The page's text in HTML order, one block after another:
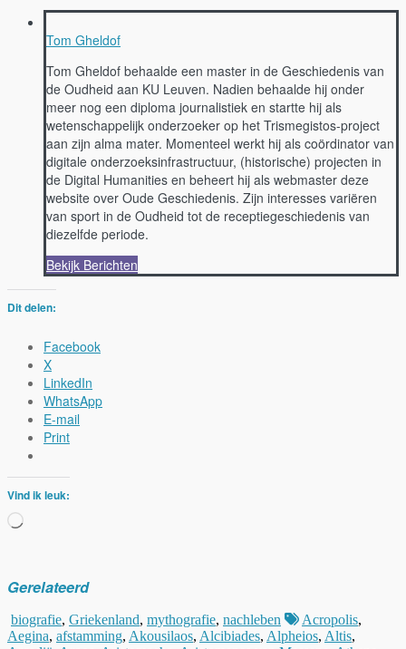
Tom Gheldof
Tom Gheldof behaalde een master in de Geschiedenis van
de Oudheid aan KU Leuven. Nadien behaalde hij onder
meer nog een diploma journalistiek en startte hij als
wetenschappelijk onderzoeker op het Trismegistos-project
aan zijn alma mater. Momenteel werkt hij als coördinator van
digitale onderzoeksinfrastructuur, (historische) projecten in
de Digital Humanities en beheert hij als webmaster deze
website over Oude Geschiedenis. Zijn interesses variëren
van sport in de Oudheid tot de receptiegeschiedenis van
diezelfde periode.
Bekijk Berichten
Dit delen:
Facebook
X
LinkedIn
WhatsApp
E-mail
Print
Vind ik leuk:
Aan
Gerelateerd
biografie, Griekenland, mythografie, nachleben Acropolis,
Aegina, afstamming, Akousilaos, Alcibiades, Alpheios, Altis,